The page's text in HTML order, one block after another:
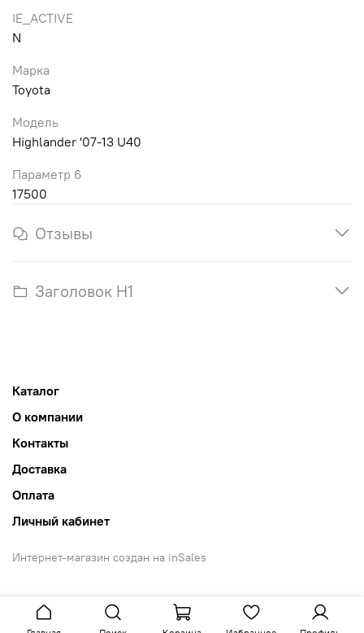
IE_ACTIVE
N
Марка
Toyota
Модель
Highlander '07-13 U40
Параметр 6
17500
Отзывы
Заголовок H1
Каталог
О компании
Контакты
Доставка
Оплата
Личный кабинет
Интернет-магазин создан на inSales